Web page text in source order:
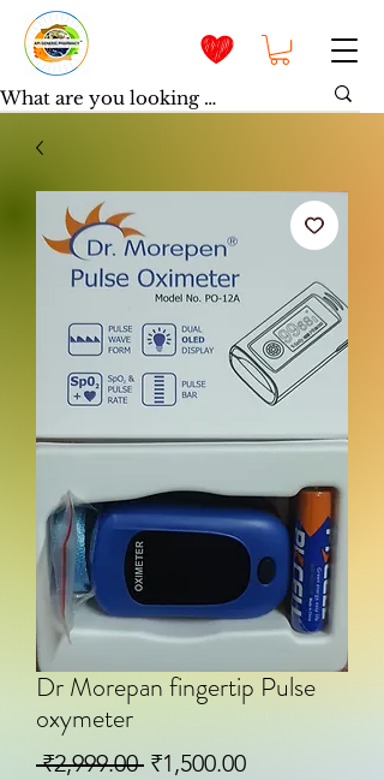
Dr Morepan fingertip Pulse
oxymeter
₹2,999.00 नियमित मूल्य
₹1,500.00बिक्री मूल्य